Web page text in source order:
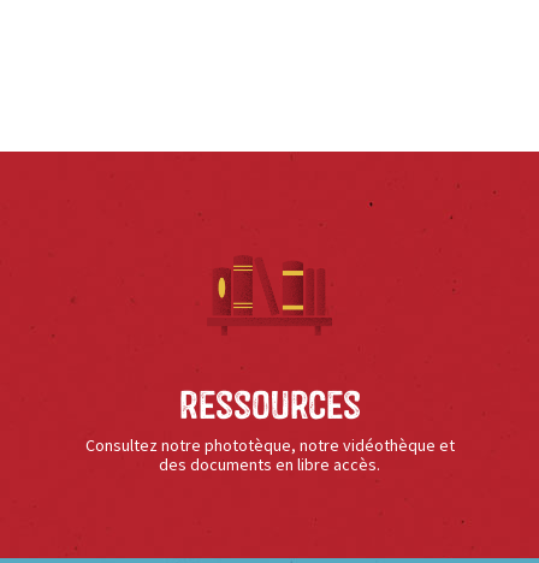
Ressources
Consultez notre phototèque, notre vidéothèque et
des documents en libre accès.